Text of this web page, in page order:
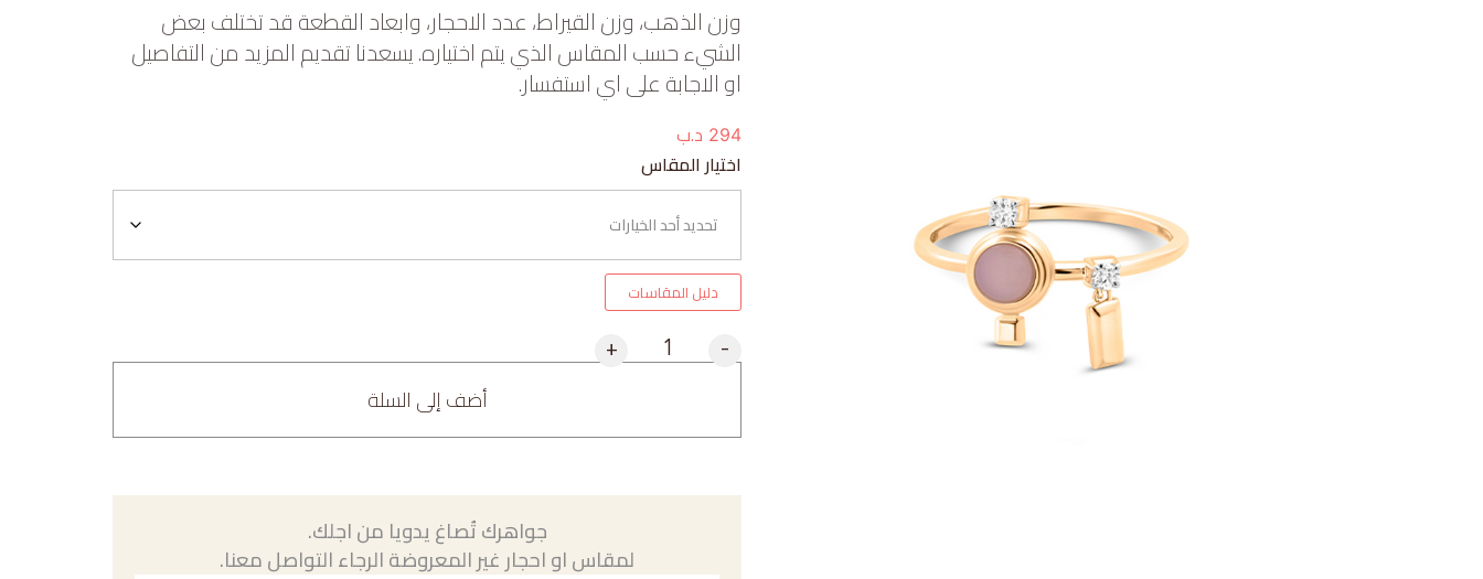
وزن الذهب، وزن القيراط، عدد الاحجار، وابعاد القطعة قد تختلف بعض
الشيء حسب المقاس الذي يتم اختياره. يسعدنا تقديم المزيد من التفاصيل
او الاجابة على اي استفسار.
294 د.ب
اختيار المقاس
دليل المقاسات
-
+
أضف إلى السلة
جواهرك تُصاغ يدويا من اجلك.
لمقاس او احجار غير المعروضة الرجاء التواصل معنا.